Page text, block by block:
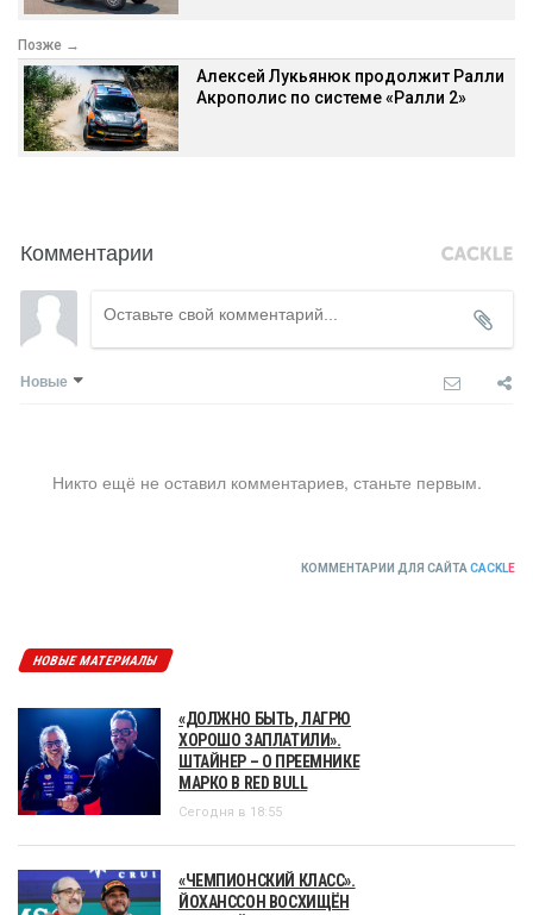
Позже →
Алексей Лукьянюк продолжит Ралли
Акрополис по системе «Ралли 2»
Комментарии
Новые
Никто ещё не оставил комментариев, станьте первым.
КОММЕНТАРИИ ДЛЯ САЙТА CACKLE
НОВЫЕ МАТЕРИАЛЫ
«ДОЛЖНО БЫТЬ, ЛАГРЮ
ХОРОШО ЗАПЛАТИЛИ».
ШТАЙНЕР – О ПРЕЕМНИКЕ
МАРКО В RED BULL
Сегодня в 18:55
«ЧЕМПИОНСКИЙ КЛАСС».
ЙОХАНССОН ВОСХИЩЁН